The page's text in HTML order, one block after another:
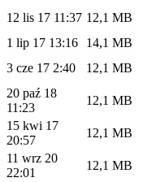
12 lis 17 11:37 12,1 MB
1 lip 17 13:16
14,1 MB
3 cze 17 2:40
12,1 MB
20 paź 18
11:23
12,1 MB
15 kwi 17
20:57
12,1 MB
11 wrz 20
22:01
12,1 MB